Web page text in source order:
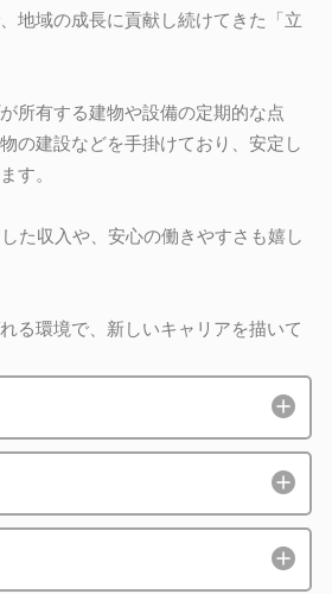
地域の成長に貢献し続けてきた「立
所有する建物や設備の定期的な点
の建設などを手掛けており、安定し
す。
た収入や、安心の働きやすさも嬉し
る環境で、新しいキャリアを描いて